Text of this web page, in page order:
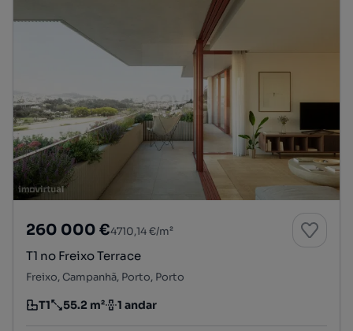
260 000 €4710,14 €/m²
T1 no Freixo Terrace
Freixo, Campanhã, Porto, Porto
Tipologia
T1
Preço por metro quadrado
55.2 m²
Andar 1 andar